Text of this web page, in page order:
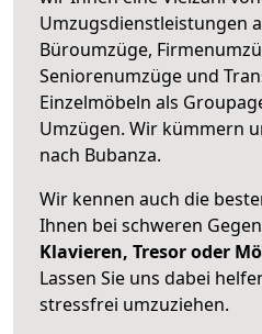
Umzugsdienstleistungen
Büroumzüge,
Seniorenumzüge und
Einzelmöbeln als
Umzügen. Wir kümmern
nach Bubanza.
Wir kennen auch die
Ihnen bei schweren
Klavieren, Tresor oder
Lassen Sie uns dabei
stressfrei umzuziehen.